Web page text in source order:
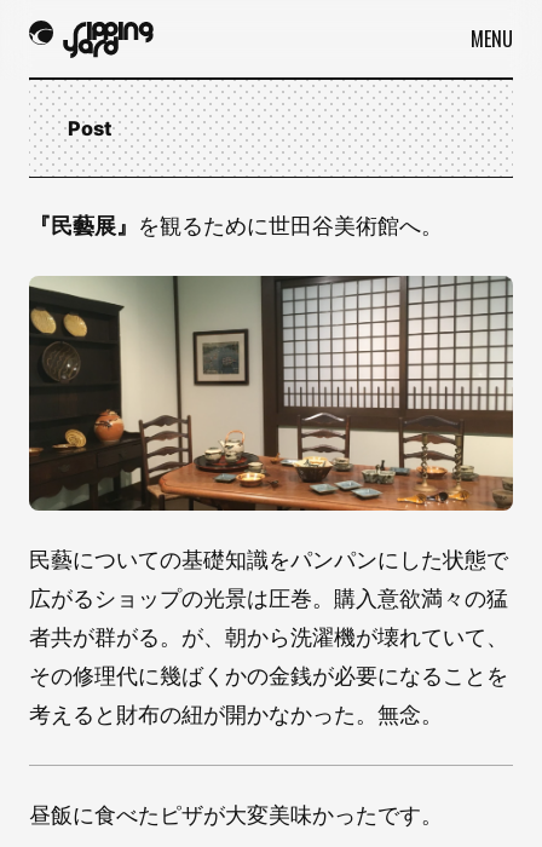
MENU
Post
『民藝展』 を観るために世田谷美術館へ。
民藝についての基礎知識をパンパンにした状態で
広がるショップの光景は圧巻。購入意欲満々の猛
者共が群がる。が、朝から洗濯機が壊れていて、
その修理代に幾ばくかの金銭が必要になることを
考えると財布の紐が開かなかった。無念。
昼飯に食べたピザが大変美味かったです。